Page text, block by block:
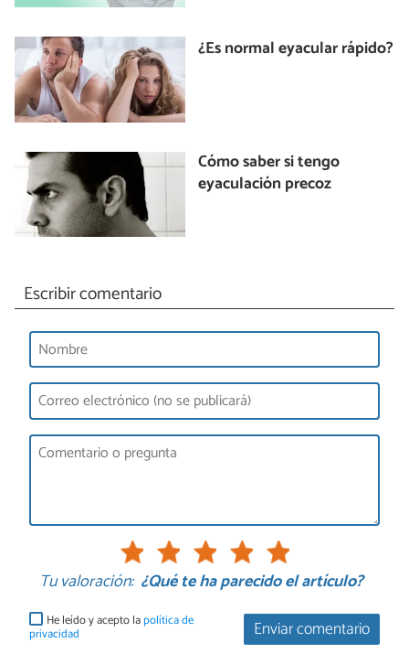
¿Es normal eyacular rápido?
Cómo saber si tengo
eyaculación precoz
Escribir comentario
Tu valoración: ¿Qué te ha parecido el artículo?
Enviar comentario
He leído y acepto lapolítica de
privacidad